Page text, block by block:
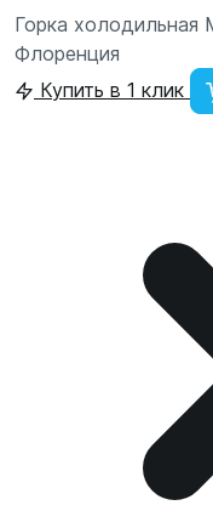
Горка
Флоренция
Купить в 1 клик